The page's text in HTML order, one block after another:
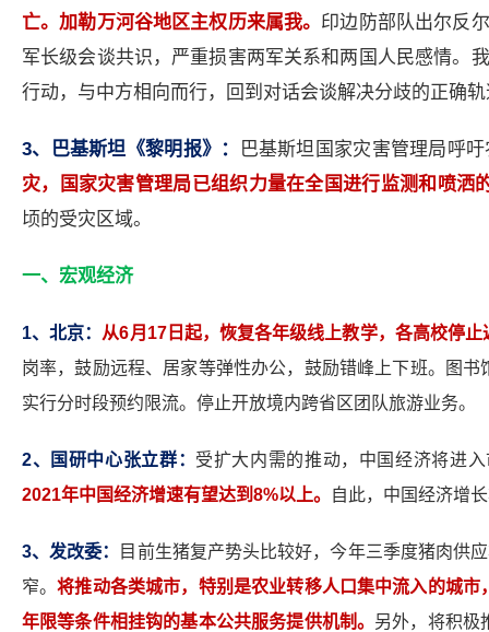
亡。加勒万河谷地区主权历来属我。 印边防部队出尔反
军长级会谈共识，严重损害两军关系和两国人民感情。
行动，与中方相向而行，回到对话会谈解决分歧的正确
3、巴基斯坦《黎明报》：
巴基斯坦国家灾害管理局呼
灾，国家灾害管理局已组织力量在全国进行监测和喷洒
顷的受灾区域。
一、宏观经济
1、北京： 从6月17日起，恢复各年级线上教学，各高校停止
岗率，鼓励远程、居家等弹性办公，鼓励错峰上下班。图
实行分时段预约限流。停止开放境内跨省区团队旅游业务。
2、国研中心张立群： 受扩大内需的推动，中国经济将进
2021年中国经济增速有望达到8%以上。
自此，中国经济增
3、发改委：
目前生猪复产势头比较好，今年三季度猪肉供
窄。将推动各类城市，特别是农业转移人口集中流入的城
年限等条件相挂钩的基本公共服务提供机制。 另外，将积极